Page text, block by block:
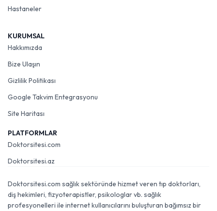
Hastaneler
KURUMSAL
Hakkımızda
Bize Ulaşın
Gizlilik Politikası
Google Takvim Entegrasyonu
Site Haritası
PLATFORMLAR
Doktorsitesi.com
Doktorsitesi.az
Doktorsitesi.com sağlık sektöründe hizmet veren tıp doktorları,
diş hekimleri, fizyoterapistler, psikologlar vb. sağlık
profesyonelleri ile internet kullanıcılarını buluşturan bağımsız bir